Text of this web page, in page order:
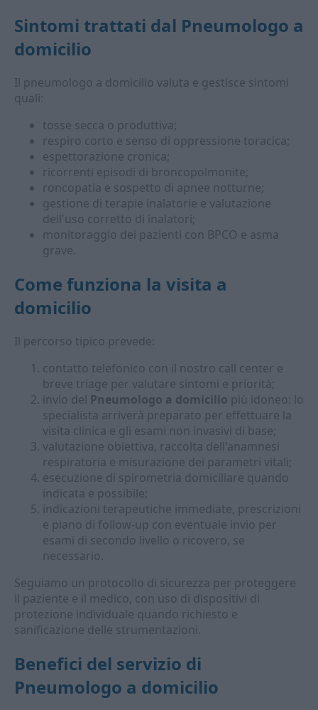
Sintomi trattati dal Pneumologo a
domicilio
Il pneumologo a domicilio valuta e gestisce sintomi
quali:
tosse secca o produttiva;
respiro corto e senso di oppressione toracica;
espettorazione cronica;
ricorrenti episodi di broncopolmonite;
roncopatia e sospetto di apnee notturne;
gestione di terapie inalatorie e valutazione
dell'uso corretto di inalatori;
monitoraggio dei pazienti con BPCO e asma
grave.
Come funziona la visita a
domicilio
Il percorso tipico prevede:
contatto telefonico con il nostro call center e
breve triage per valutare sintomi e priorità;
invio del Pneumologo a domicilio più idoneo: lo
specialista arriverà preparato per effettuare la
visita clinica e gli esami non invasivi di base;
valutazione obiettiva, raccolta dell'anamnesi
respiratoria e misurazione dei parametri vitali;
esecuzione di spirometria domiciliare quando
indicata e possibile;
indicazioni terapeutiche immediate, prescrizioni
e piano di follow-up con eventuale invio per
esami di secondo livello o ricovero, se
necessario.
Seguiamo un protocollo di sicurezza per proteggere
il paziente e il medico, con uso di dispositivi di
protezione individuale quando richiesto e
sanificazione delle strumentazioni.
Benefici del servizio di
Pneumologo a domicilio